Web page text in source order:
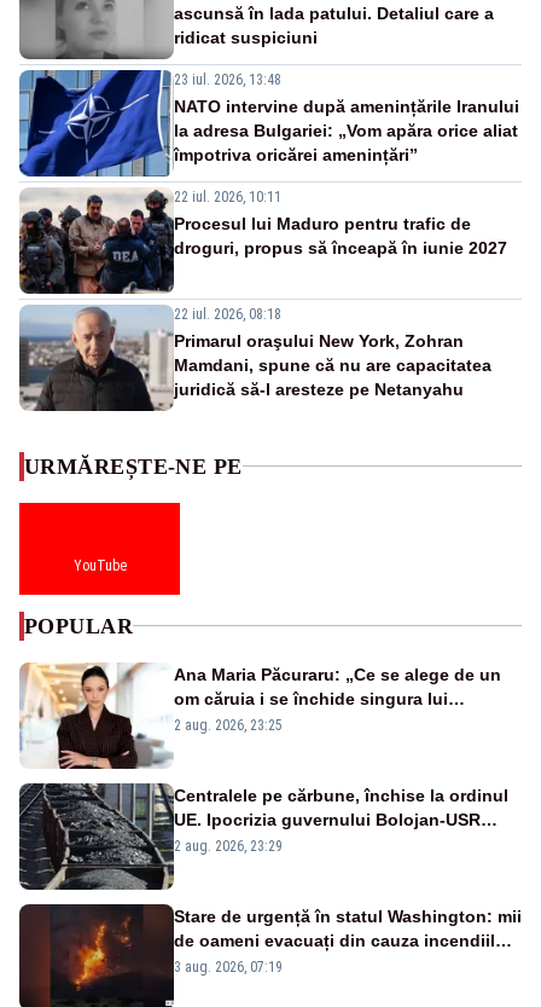
ascunsă în lada patului. Detaliul care a
ridicat suspiciuni
23 iul. 2026, 13:48
NATO intervine după amenințările Iranului
la adresa Bulgariei: „Vom apăra orice aliat
împotriva oricărei amenințări”
22 iul. 2026, 10:11
Procesul lui Maduro pentru trafic de
droguri, propus să înceapă în iunie 2027
22 iul. 2026, 08:18
Primarul oraşului New York, Zohran
Mamdani, spune că nu are capacitatea
juridică să-l aresteze pe Netanyahu
URMĂREȘTE-NE PE
YouTube
POPULAR
Ana Maria Păcuraru: „Ce se alege de un
om căruia i se închide singura lui
portiță?”
2 aug. 2026, 23:25
Centralele pe cărbune, închise la ordinul
UE. Ipocrizia guvernului Bolojan-USR
după starea de alertă
2 aug. 2026, 23:29
Stare de urgență în statul Washington: mii
de oameni evacuați din cauza incendiilor
puternice de vegetație
3 aug. 2026, 07:19